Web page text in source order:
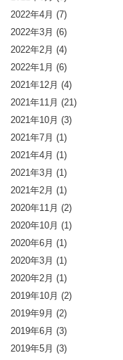
2022年4月 (7)
2022年3月 (6)
2022年2月 (4)
2022年1月 (6)
2021年12月 (4)
2021年11月 (21)
2021年10月 (3)
2021年7月 (1)
2021年4月 (1)
2021年3月 (1)
2021年2月 (1)
2020年11月 (2)
2020年10月 (1)
2020年6月 (1)
2020年3月 (1)
2020年2月 (1)
2019年10月 (2)
2019年9月 (2)
2019年6月 (3)
2019年5月 (3)